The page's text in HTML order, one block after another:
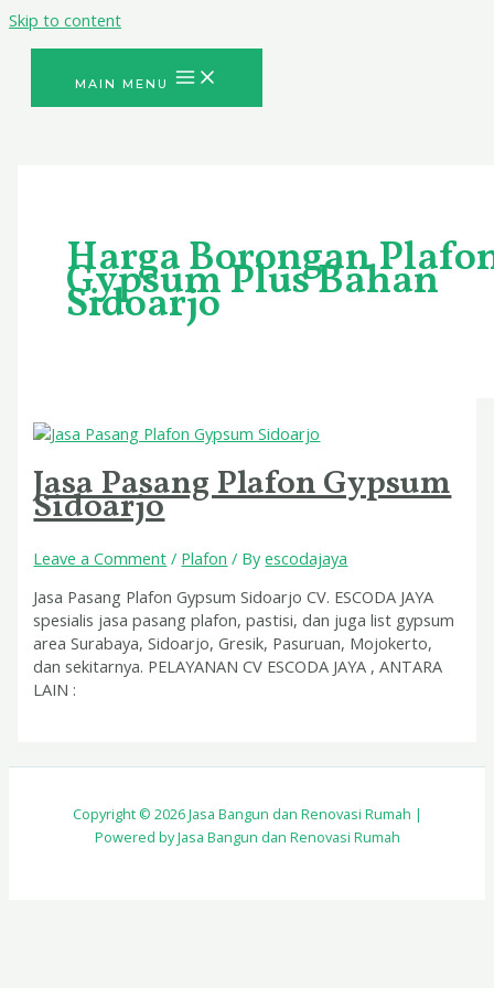
Skip to content
MAIN MENU
Harga Borongan
Gypsum Plus Bahan
Sidoarjo
Jasa Pasang Plafon Gypsum
Sidoarjo
Leave a Comment / Plafon / Byescodajaya
Jasa Pasang Plafon Gypsum Sidoarjo CV. ESCODA JAYA
spesialis jasa pasang plafon, pastisi, dan juga list gypsum
area Surabaya, Sidoarjo, Gresik, Pasuruan, Mojokerto,
dan sekitarnya. PELAYANAN CV ESCODA JAYA , ANTARA
LAIN :
Copyright © 2026 Jasa Bangun dan Renovasi Rumah |
Powered by Jasa Bangun dan Renovasi Rumah